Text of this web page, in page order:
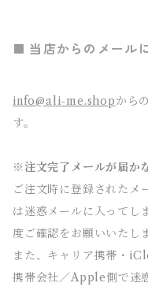
当店からのメール
info@ali-me.shopから
す。
※注文完了メールが届か
ご注文時に登録されたメ
は迷惑メールに入ってし
度ご確認をお願いいたし
また、キャリア携帯・
携帯会社／Apple側で迷